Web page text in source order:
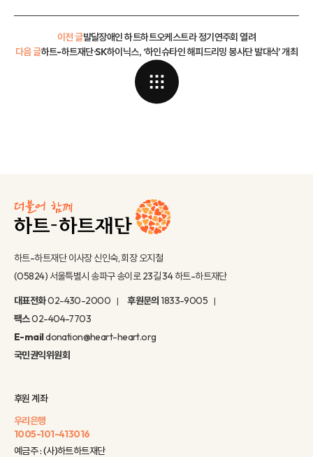
이전 글발달장애인 하트하트오케스트라 정기연주회 열려
하트-하트재단·SK하이닉스, ‘하인슈타인 해피드리밍 봉사단 발대식’ 개최
다음 글
하트-하트재단 이사장 신인숙, 회장 오지철
(05824) 서울특별시 송파구 송이로 23길 34 하트-하트재단
대표전화02-430-2000 후원문의 1833-9005
팩스02-404-7703
E-maildonation@heart-heart.org
국민권익위원회
후원 계좌
우리은행
1005-101-413016
예금주 : (사)하트하트재단